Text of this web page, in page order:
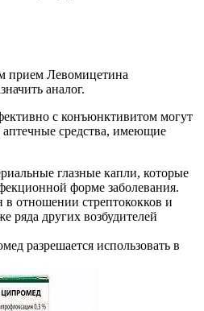
прием Левомицетина
аналог.
с конъюнктивитом могут
аптечные средства, имеющие
глазные капли, которые
форме заболевания.
в отношении стрептококков и
ряда других возбудителей
разрешается использовать в